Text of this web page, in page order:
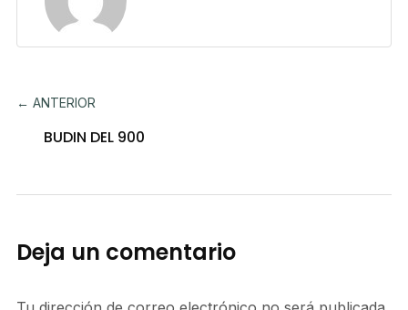
← ANTERIOR
BUDIN DEL 900
Deja un comentario